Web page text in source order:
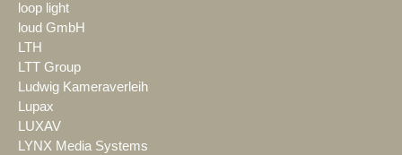
loop light
loud GmbH
LTH
LTT Group
Ludwig Kameraverleih
Lupax
LUXAV
LYNX Media Systems